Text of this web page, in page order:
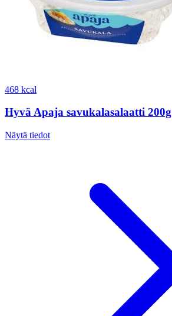
468 kcal
Hyvä Apaja savukalasalaatti 200g
Näytä tiedot